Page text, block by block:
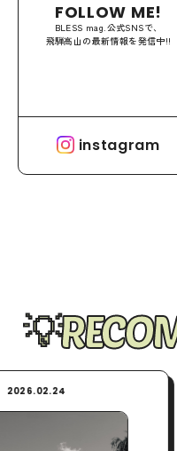
FOLLOW ME!
BLESS mag.公式SNSで、
飛騨高山の最新情報を発信中!!
instagram